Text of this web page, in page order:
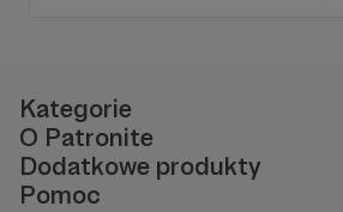
Kategorie
O Patronite
Dodatkowe produkty
Pomoc